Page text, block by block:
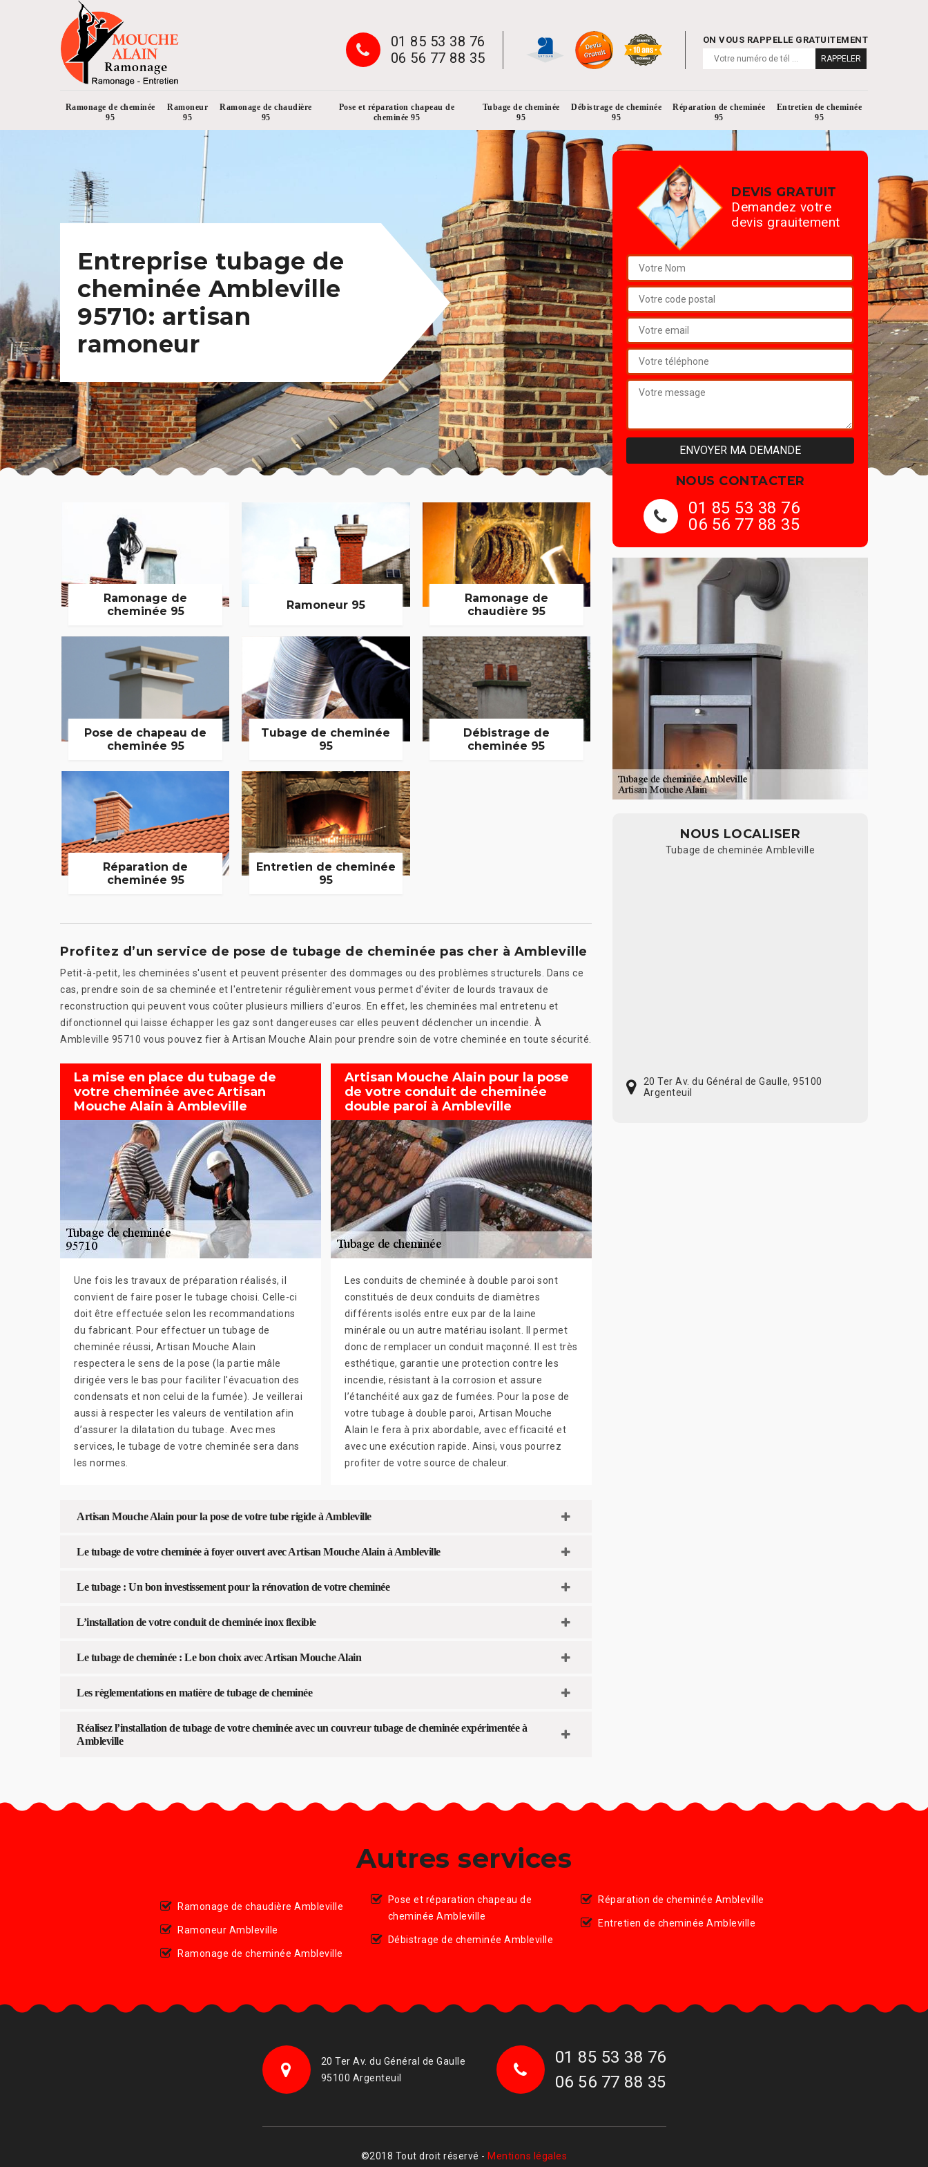
01 85 53 38 76
06 56 77 88 35
ON VOUS RAPPELLE GRATUITEMENT
Ramonage de cheminée
95
Ramoneur
95
Ramonage de chaudière
95
Pose et réparation chapeau de
cheminée 95
Tubage de cheminée
95
Débistrage de cheminée
95
Réparation de cheminée
95
Entretien de cheminée
95
Entreprise tubage de
cheminée Ambleville
95710: artisan
ramoneur
Ramonage de
cheminée 95
Ramoneur 95
Ramonage de
chaudière 95
Pose de chapeau de
cheminée 95
Tubage de cheminée
95
Débistrage de
cheminée 95
Réparation de
cheminée 95
Entretien de cheminée
95
Profitez d’un service de pose de tubage de cheminée pas cher à Ambleville
Petit-à-petit, les cheminées s'usent et peuvent présenter des dommages ou des problèmes structurels. Dans ce
cas, prendre soin de sa cheminée et l'entretenir régulièrement vous permet d'éviter de lourds travaux de
reconstruction qui peuvent vous coûter plusieurs milliers d'euros. En effet, les cheminées mal entretenu et
difonctionnel qui laisse échapper les gaz sont dangereuses car elles peuvent déclencher un incendie. À
Ambleville 95710 vous pouvez fier à Artisan Mouche Alain pour prendre soin de votre cheminée en toute sécurité.
La mise en place du tubage de
votre cheminée avec Artisan
Mouche Alain à Ambleville
Une fois les travaux de préparation réalisés, il
convient de faire poser le tubage choisi. Celle-ci
doit être effectuée selon les recommandations
du fabricant. Pour effectuer un tubage de
cheminée réussi, Artisan Mouche Alain
respectera le sens de la pose (la partie mâle
dirigée vers le bas pour faciliter l'évacuation des
condensats et non celui de la fumée). Je veillerai
aussi à respecter les valeurs de ventilation afin
d’assurer la dilatation du tubage. Avec mes
services, le tubage de votre cheminée sera dans
les normes.
Artisan Mouche Alain pour la pose
de votre conduit de cheminée
double paroi à Ambleville
Les conduits de cheminée à double paroi sont
constitués de deux conduits de diamètres
différents isolés entre eux par de la laine
minérale ou un autre matériau isolant. Il permet
donc de remplacer un conduit maçonné. Il est très
esthétique, garantie une protection contre les
incendie, résistant à la corrosion et assure
l’étanchéité aux gaz de fumées. Pour la pose de
votre tubage à double paroi, Artisan Mouche
Alain le fera à prix abordable, avec efficacité et
avec une exécution rapide. Ainsi, vous pourrez
profiter de votre source de chaleur.
Artisan Mouche Alain pour la pose de votre tube rigide à Ambleville
Le tubage de votre cheminée à foyer ouvert avec Artisan Mouche Alain à Ambleville
Le tubage : Un bon investissement pour la rénovation de votre cheminée
L’installation de votre conduit de cheminée inox flexible
Le tubage de cheminée : Le bon choix avec Artisan Mouche Alain
Les règlementations en matière de tubage de cheminée
Réalisez l’installation de tubage de votre cheminée avec un couvreur tubage de cheminée expérimentée à
Ambleville
DEVIS GRATUIT
Demandez votre
devis grauitement
NOUS CONTACTER
01 85 53 38 76
06 56 77 88 35
NOUS LOCALISER
Tubage de cheminée Ambleville
20 Ter Av. du Général de Gaulle, 95100
Argenteuil
Autres services
Ramonage de chaudière Ambleville
Ramoneur Ambleville
Ramonage de cheminée Ambleville
Pose et réparation chapeau de
cheminée Ambleville
Débistrage de cheminée Ambleville
Réparation de cheminée Ambleville
Entretien de cheminée Ambleville
20 Ter Av. du Général de Gaulle
95100 Argenteuil
01 85 53 38 76
06 56 77 88 35
©2018 Tout droit réservé - Mentions légales